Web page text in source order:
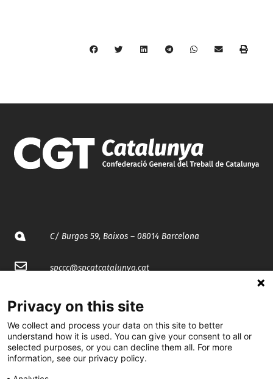
C/ Burgos 59, Baixos – 08014 Barcelona
spccc@spcgtcatalunya.cat
@CGTCatalunya
cgtcatalunya
Privacy on this site
We collect and process your data on this site to better
understand how it is used. You can give your consent to all or
selected purposes, or you can decline them all. For more
information, see our privacy policy.